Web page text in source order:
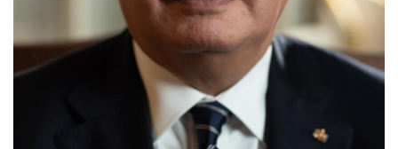
Udhamini wa Nasser
Nyaraka na Marejeleo